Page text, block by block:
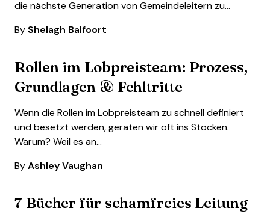
die nächste Generation von Gemeindeleitern zu…
By Shelagh Balfoort
Rollen im Lobpreisteam: Prozess,
Grundlagen & Fehltritte
Wenn die Rollen im Lobpreisteam zu schnell definiert
und besetzt werden, geraten wir oft ins Stocken.
Warum? Weil es an…
By Ashley Vaughan
7 Bücher für schamfreies Leitung